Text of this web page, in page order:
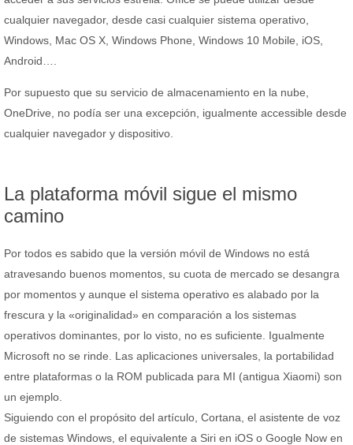
cualquier navegador, desde casi cualquier sistema operativo,
Windows, Mac OS X, Windows Phone, Windows 10 Mobile, iOS,
Android….
Por supuesto que su servicio de almacenamiento en la nube,
OneDrive, no podía ser una excepción, igualmente accessible desde
cualquier navegador y dispositivo.
La plataforma móvil sigue el mismo
camino
Por todos es sabido que la versión móvil de Windows no está
atravesando buenos momentos, su cuota de mercado se desangra
por momentos y aunque el sistema operativo es alabado por la
frescura y la «originalidad» en comparación a los sistemas
operativos dominantes, por lo visto, no es suficiente. Igualmente
Microsoft no se rinde. Las aplicaciones universales, la portabilidad
entre plataformas o la ROM publicada para MI (antigua Xiaomi) son
un ejemplo.
Siguiendo con el propósito del artículo, Cortana, el asistente de voz
de sistemas Windows, el equivalente a Siri en iOS o Google Now en